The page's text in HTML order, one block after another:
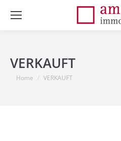
VERKAUFT
You are here:
Home VERKAUFT